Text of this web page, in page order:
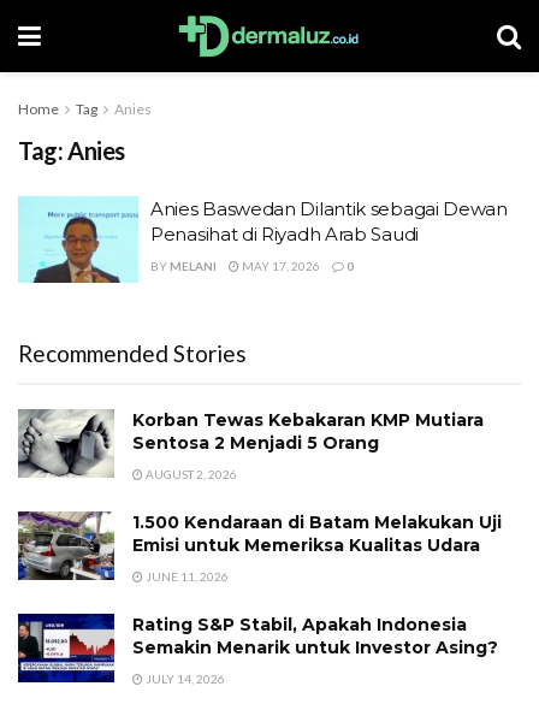
Home Tag Anies
Tag:Anies
Anies Baswedan Dilantik sebagai Dewan
Penasihat di Riyadh Arab Saudi
BY MELANI MAY 17, 2026 0
Recommended Stories
Korban Tewas Kebakaran KMP Mutiara
Sentosa 2 Menjadi 5 Orang
AUGUST 2, 2026
1.500 Kendaraan di Batam Melakukan Uji
Emisi untuk Memeriksa Kualitas Udara
JUNE 11, 2026
Rating S&P Stabil, Apakah Indonesia
Semakin Menarik untuk Investor Asing?
JULY 14, 2026